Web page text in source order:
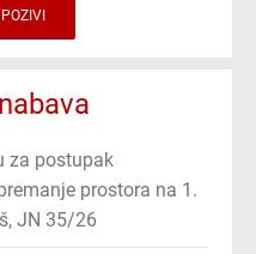
za postupak
prostora na 1.
JN 35/26